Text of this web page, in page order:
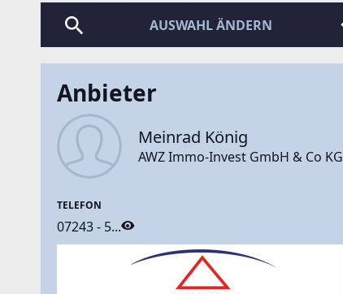
AUSWAHL ÄNDERN
Anbieter
Meinrad König
AWZ Immo-Invest GmbH & Co KG
TELEFON
07243 - 5...